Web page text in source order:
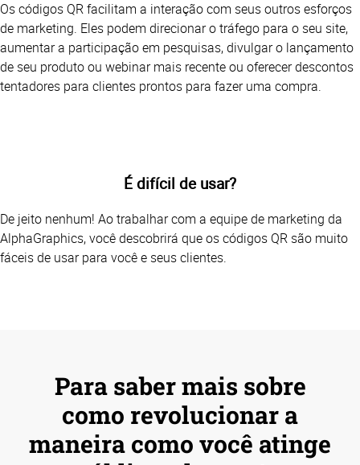
Os códigos QR facilitam a interação com seus outros esforços
de marketing. Eles podem direcionar o tráfego para o seu site,
aumentar a participação em pesquisas, divulgar o lançamento
de seu produto ou webinar mais recente ou oferecer descontos
tentadores para clientes prontos para fazer uma compra.
É difícil de usar?
De jeito nenhum! Ao trabalhar com a equipe de marketing da
AlphaGraphics, você descobrirá que os códigos QR são muito
fáceis de usar para você e seus clientes.
Para saber mais sobre
como revolucionar a
maneira como você atinge